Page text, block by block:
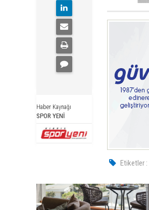
Haber Kaynağı
SPOR YENİ
Etiketler :